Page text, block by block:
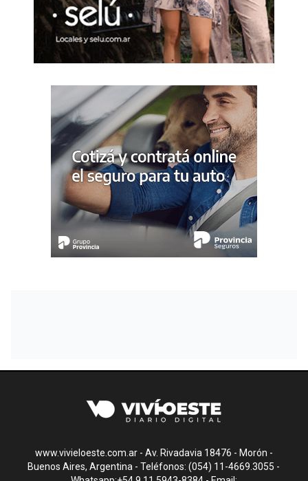
www.vivieloeste.com.ar - Av. Rivadavia 18476 - Morón -
Buenos Aires, Argentina - Teléfonos: (054) 11-4669.3055 -